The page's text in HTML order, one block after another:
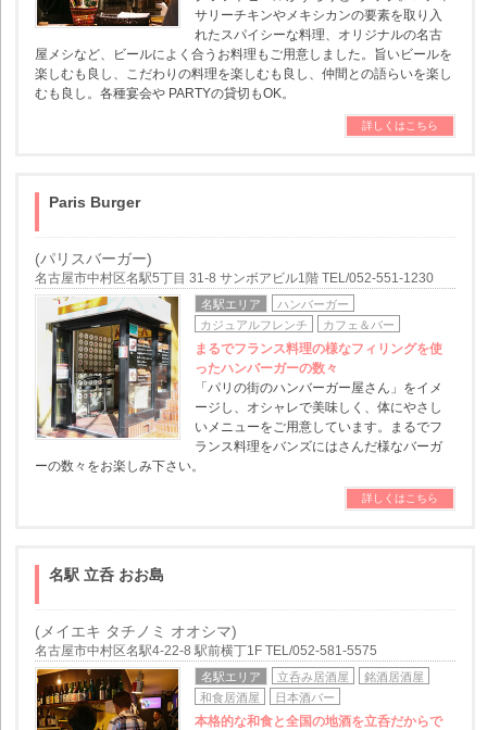
サリーチキンやメキシカンの要素を取り入
れたスパイシーな料理、オリジナルの名古
屋メシなど、ビールによく合うお料理もご用意しました。旨いビールを
楽しむも良し、こだわりの料理を楽しむも良し、仲間との語らいを楽し
むも良し。各種宴会や PARTYの貸切もOK。
詳しくはこちら
Paris Burger
(パリスバーガー)
名古屋市中村区名駅5丁目 31-8 サンボアビル1階 TEL/052-551-1230
名駅エリア
ハンバーガー
カジュアルフレンチ
カフェ＆バー
まるでフランス料理の様なフィリングを使
ったハンバーガーの数々
「パリの街のハンバーガー屋さん」をイメ
ージし、オシャレで美味しく、体にやさし
いメニューをご用意しています。まるでフ
ランス料理をバンズにはさんだ様なバーガ
ーの数々をお楽しみ下さい。
詳しくはこちら
名駅 立呑 おお島
(メイエキ タチノミ オオシマ)
名古屋市中村区名駅4-22-8 駅前横丁1F TEL/052-581-5575
名駅エリア 立呑み居酒屋
銘酒居酒屋
和食居酒屋
日本酒バー
本格的な和食と全国の地酒を立呑だからで